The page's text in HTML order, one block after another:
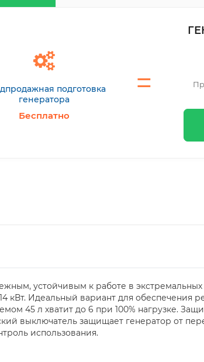
подготовка
генератора
Бесплатно
устойчивым к работе в
кВт. Идеальный вариант для обеспечения
45 л хватит до 6 при 100% нагрузке.
выключатель защищает генератор от
использования.